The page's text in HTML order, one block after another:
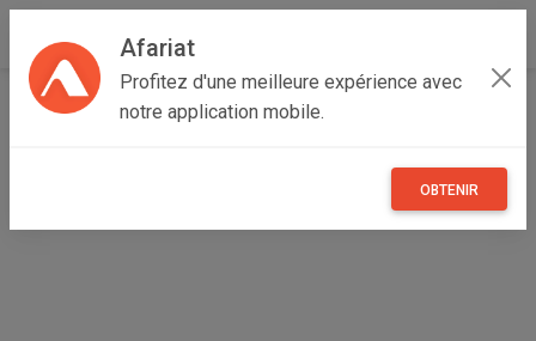
Afariat
Profitez d'une meilleure expérience avec
notre application mobile.
OBTENIR
Accueil Multimedia Grand Tunis